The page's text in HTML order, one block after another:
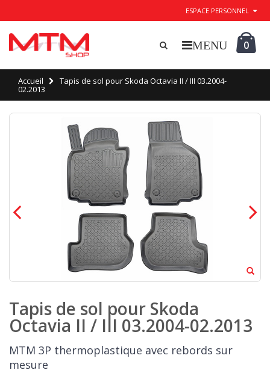
ESPACE PERSONNEL
0
Accueil Tapis de sol pour Skoda Octavia II / III 03.2004-
02.2013
Tapis de sol pour Skoda
Octavia II / III 03.2004-02.2013
MTM 3P thermoplastique avec rebords sur
mesure